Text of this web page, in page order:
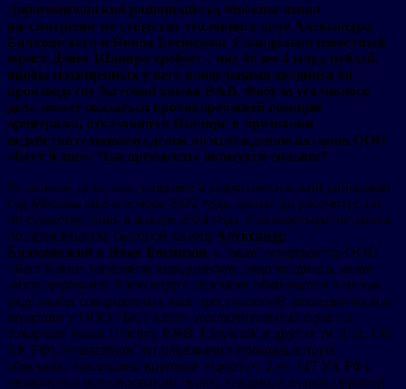
Дорогомиловский районный суд Москвы начал
рассмотрение по существу уголовного дела Александра
Балаховского и Якова Босинзона. Скандально известный
юрист Денис Шапиро требует с них более 4 млрд рублей,
якобы похищенных у него владельцами холдинга по
производству бытовой химии B&B. Фабула уголовного
дела может оказаться противоречащей позиции
арбитража, отказавшего Шапиро в признании
недействительными сделок по отчуждению активов ООО
«Бест Клин». Чьи аргументы окажутся сильнее?
Уголовное дело, поступившее в Дорогомиловский районный
суд Москвы еще в ноябре 2022 года, дошло до рассмотрения
по существу лишь в январе 2024 года. Совладельцы холдинга
по производству бытовой химии Александр
Балаховский и Яков Босинзон, а также гендиректор ООО
«Бест Клин» (основное юридическое лицо холдинга, ныне
ликвидировано) Александр Савоськин обвиняются в целом
ряде якобы совершенных ими преступлений: мошенническом
хищении у ООО «Бест клин» исключительных прав на
товарные знаки Unicum, B&B, Easywork и других (ч. 4 ст. 159
УК РФ), незаконном использовании промышленных
образцов, повлекшем крупный ущерб (ч. 2 ст. 147 УК РФ),
незаконном использовании чужих товарных знаков группой